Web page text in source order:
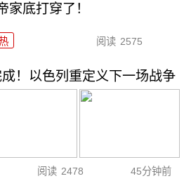
家底打穿了！
阅读 2575
！以色列重定义下一场战争
阅读 2478 45分钟前